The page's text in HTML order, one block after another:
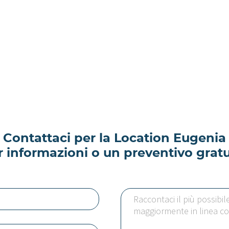
Contattaci per la Location Eugenia
informazioni o un preventivo